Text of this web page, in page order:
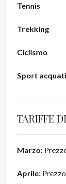
Tennis
Trekking
Ciclismo
Sport
TARIFFE
Marzo:
Aprile: